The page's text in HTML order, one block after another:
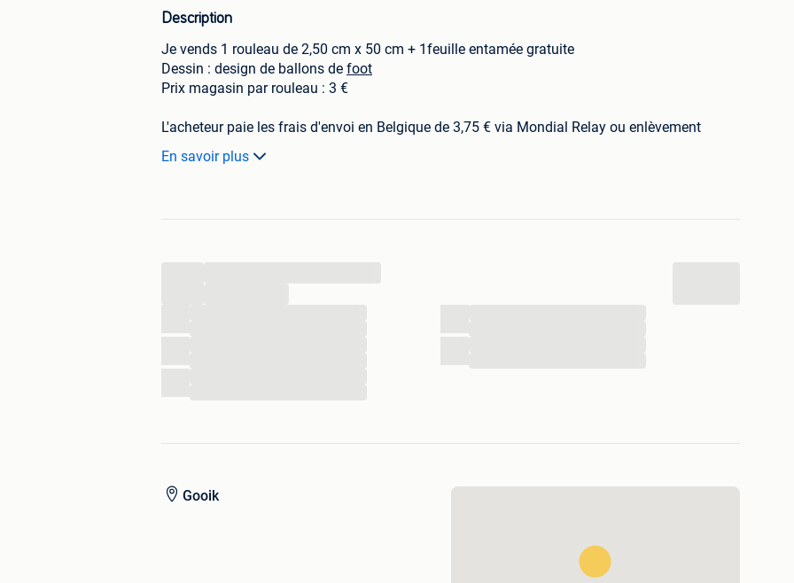
Description
Je vends 1 rouleau de 2,50 cm x 50 cm + 1feuille entamée gratuite
Dessin : design de ballons de foot
Prix magasin par rouleau : 3 €
L'acheteur paie les frais d'envoi en Belgique de 3,75 € via Mondial Relay ou enlèvement
domicile à Gooik (Brabant Flamant)
En savoir plus
Gooik